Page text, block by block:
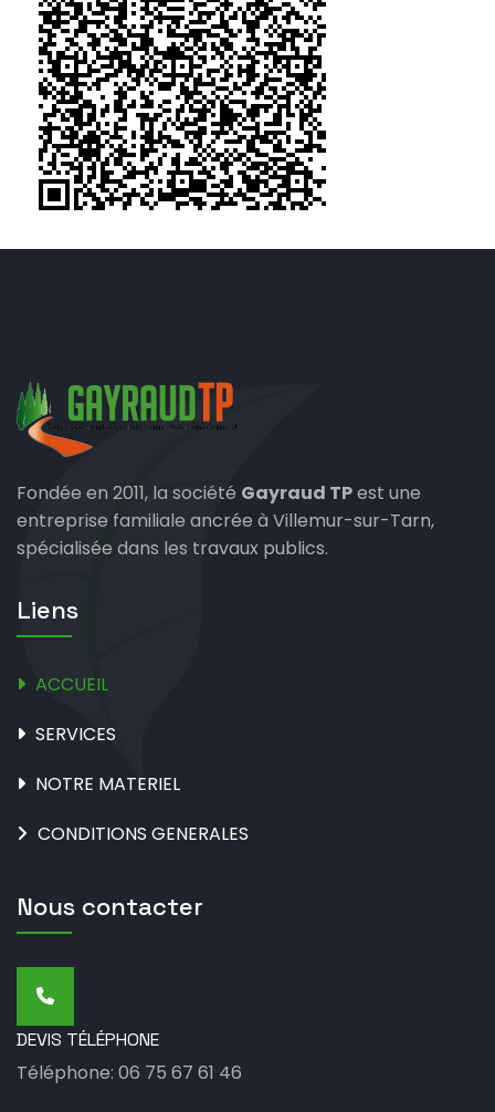
Fondée en 2011, la société Gayraud TPest une
entreprise familiale ancrée à Villemur-sur-Tarn,
spécialisée dans les travaux publics.
Liens
ACCUEIL
SERVICES
NOTRE MATERIEL
CONDITIONS GENERALES
Nous contacter
DEVIS TÉLÉPHONE
Téléphone: 06 75 67 61 46